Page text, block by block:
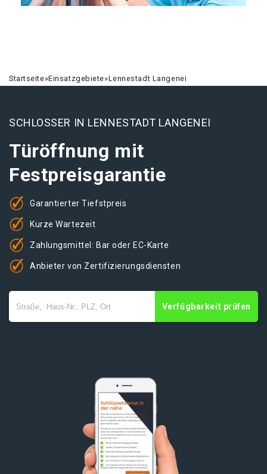
Startseite»Einsatzgebiete»Lennestadt Langenei
SCHLOSSER IN LENNESTADT LANGENEI
Türöffnung mit
Festpreisgarantie
Garantierter Tiefstpreis
Kurze Wartezeit
Zahlungsmittel: Bar oder EC-Karte
Anbieter von Zertifizierungsdiensten
Verfügbarkeit prüfen